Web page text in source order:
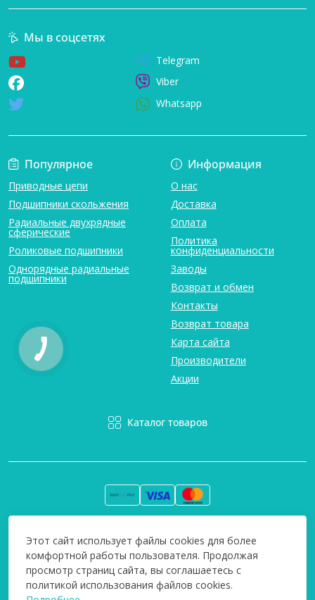
Популярное
Приводные цепи
Подшипники скольжения
Радиальные двухрядные
сферические
Роликовые подшипники
Однорядные радиальные
подшипники
Информация
О нас
Доставка
Оплата
Политика
конфиденциальности
Заводы
Возврат и обмен
Контакты
Возврат товара
Карта сайта
Производители
Акции
Каталог товаров
Мы в соцсетях
Telegram
Viber
Whatsapp
ответственность за любые неточности. Технополіс © 2008-
2026
Этот сайт использует файлы cookies для более
комфортной работы пользователя. Продолжая
просмотр страниц сайта, вы соглашаетесь с
политикой использования файлов cookies.